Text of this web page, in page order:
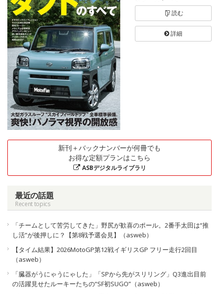
読む
詳細
新刊＋バックナンバーが何冊でも
お得な定額プランはこちら
ASBデジタルライブラリ
最近の話題
Recent topics
「チームとして苦労してきた」野尻が歓喜のポール。2番手太田は“推
し活”が後押しに？【第8戦予選会見】（asweb）
【タイム結果】2026MotoGP第12戦イギリスGP フリー走行2回目
（asweb）
「臓器がうにゃうにゃした」「SPから先がスリリング」Q3進出目前
の活躍見せたルーキーたちの“SF初SUGO”（asweb）